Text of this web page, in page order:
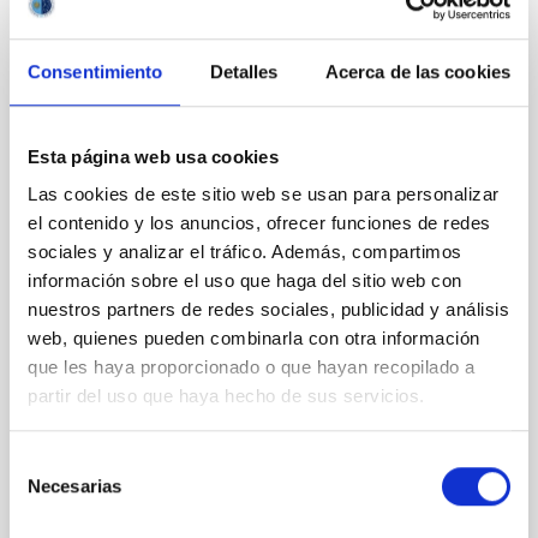
Consentimiento Detalles Acerca de las cookies
Esta página web usa cookies
Las cookies de este sitio web se usan para personalizar
el contenido y los anuncios, ofrecer funciones de redes
sociales y analizar el tráfico. Además, compartimos
información sobre el uso que haga del sitio web con
nuestros partners de redes sociales, publicidad y análisis
web, quienes pueden combinarla con otra información
que les haya proporcionado o que hayan recopilado a
partir del uso que haya hecho de sus servicios.
Necesarias
halos de materia oscura utilizando el
tamaño de las galaxias
En el modelo cosmológico estándar ( 𝜦 CDM), las
visibles, residiendo dentro de masivos e invisibles
capullos de materia oscura conocidos como halos.
movimiento de las galaxias, medir su verdadero
tamaño y masa ha sido durante mucho tiempo una
de las tareas más desafiantes de la astrofísica. Un
nuevo estudio publicado en Astronomy &
Astrophysics por Claudio Dalla Vecchia e Ignacio
Trujillo, del Instituto de Astrofísica de Canarias (IAC),
propone un avance fundamental: una definición de